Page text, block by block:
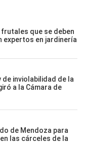
que se deben
expertos en jardinería
de inviolabilidad de la
a la Cámara de
de Mendoza para
las cárceles de la